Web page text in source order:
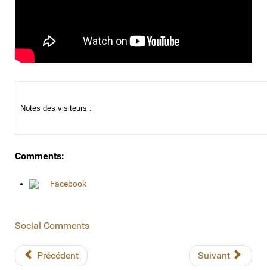
Notes des visiteurs :
Comments:
Facebook
Social Comments
Précédent Suivant